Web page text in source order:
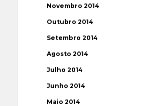
Novembro 2014
Outubro 2014
Setembro 2014
Agosto 2014
Julho 2014
Junho 2014
Maio 2014